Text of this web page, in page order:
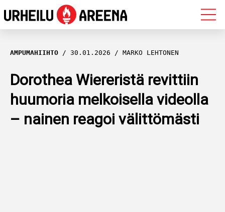
OLYMPIALAISET
MAASTOHIIHTO
AMPUMAHIIHTO
YLEISURHEILU
AMPUMAHIIHTO 30.01.2026 MARKO LEHTONEN
Dorothea Wiereristä revittiin
huumoria melkoisella videolla
– nainen reagoi välittömästi